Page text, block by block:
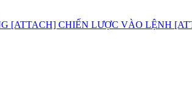
CHIẾN LƯỢC VÀO LỆNH